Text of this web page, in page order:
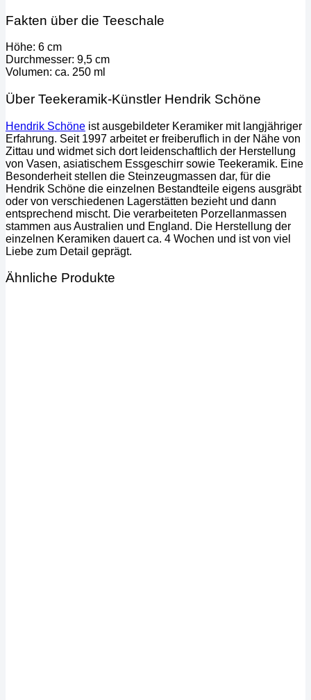
Fakten über die Teeschale
Höhe: 6 cm
Durchmesser: 9,5 cm
Volumen: ca. 250 ml
Über Teekeramik-Künstler Hendrik Schöne
Hendrik Schöne ist ausgebildeter Keramiker mit langjähriger
Erfahrung. Seit 1997 arbeitet er freiberuflich in der Nähe von
Zittau und widmet sich dort leidenschaftlich der Herstellung
von Vasen, asiatischem Essgeschirr sowie Teekeramik. Eine
Besonderheit stellen die Steinzeugmassen dar, für die
Hendrik Schöne die einzelnen Bestandteile eigens ausgräbt
oder von verschiedenen Lagerstätten bezieht und dann
entsprechend mischt. Die verarbeiteten Porzellanmassen
stammen aus Australien und England. Die Herstellung der
einzelnen Keramiken dauert ca. 4 Wochen und ist von viel
Liebe zum Detail geprägt.
Ähnliche Produkte